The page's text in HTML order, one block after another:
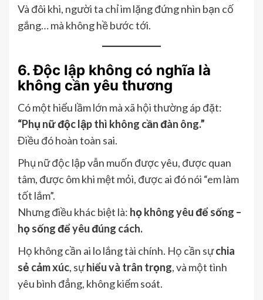
Và đôi khi, người ta chỉ im lặng đứng nhìn bạn cố
gắng… mà không hề bước tới.
6. Độc lập không có nghĩa là
không cần yêu thương
Có một hiểu lầm lớn mà xã hội thường áp đặt:
“Phụ nữ độc lập thì không cần đàn ông.”
Điều đó hoàn toàn sai.
Phụ nữ độc lập vẫn muốn được yêu, được quan
tâm, được ôm khi mệt mỏi, được ai đó nói “em làm
tốt lắm”.
Nhưng điều khác biệt là: họ không yêu để sống –
họ sống để yêu đúng cách.
Họ không cần ai lo lắng tài chính. Họ cần sựchia
sẻ cảm xúc, sựhiểu và trân trọng, và một tình
yêu bình đẳng, không kiểm soát.